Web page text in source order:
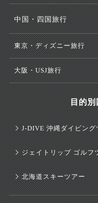
中国・四国旅行
東京・ディズニー旅行
大阪・USJ旅行
目的
J-DIVE 沖縄ダイビング
ジェイトリップ ゴルフ
北海道スキーツアー